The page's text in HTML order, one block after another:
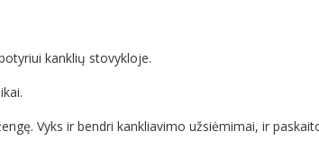
kanklių stovykloje.
Vyks ir bendri kankliavimo užsiėmimai, ir